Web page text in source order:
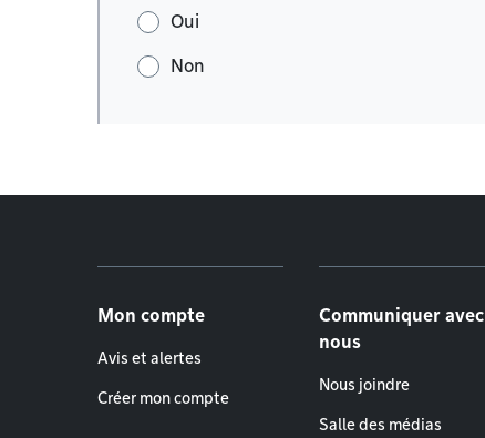
Oui
Non
Mon compte
Avis et alertes
Créer mon compte
Communiquer avec
nous
Nous joindre
Salle des médias